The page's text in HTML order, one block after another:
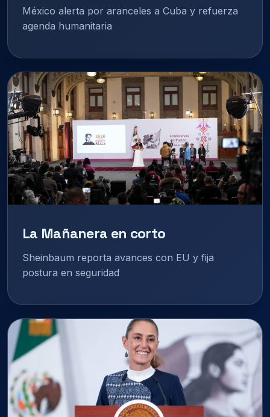
México alerta por aranceles a Cuba y refuerza
agenda humanitaria
La Mañanera en corto
Sheinbaum reporta avances con EU y fija
postura en seguridad